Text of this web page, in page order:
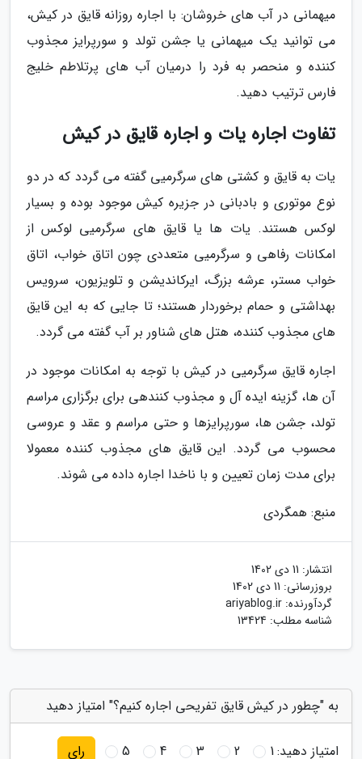
میهمانی در آب های خروشان: با اجاره روزانه قایق در کیش،
می توانید یک میهمانی یا جشن تولد و سورپرایز مجذوب
کننده و منحصر به فرد را درمیان آب های پرتلاطم خلیج
فارس ترتیب دهید.
تفاوت اجاره یات و اجاره قایق در کیش
یات به قایق و کشتی های سرگرمیی گفته می گردد که در دو
نوع موتوری و بادبانی در جزیره کیش موجود بوده و بسیار
لوکس هستند. یات ها یا قایق های سرگرمیی لوکس از
امکانات رفاهی و سرگرمیی متعددی چون اتاق خواب، اتاق
خواب مستر، عرشه بزرگ، ایرکاندیشن و تلویزیون، سرویس
بهداشتی و حمام برخوردار هستند؛ تا جایی که به این قایق
های مجذوب کننده، هتل های شناور بر آب گفته می گردد.
اجاره قایق سرگرمیی در کیش با توجه به امکانات موجود در
آن ها، گزینه ایده آل و مجذوب کنندهی برای برگزاری مراسم
تولد، جشن ها، سورپرایزها و حتی مراسم و عقد و عروسی
محسوب می گردد. این قایق های مجذوب کننده معمولا
برای مدت زمان تعیین و با ناخدا اجاره داده می شوند.
منبع: همگردی
انتشار: 11 دی 1402
بروزرسانی: 11 دی 1402
گردآورنده: ariyablog.ir
شناسه مطلب: 13424
به "چطور در کیش قایق تفریحی اجاره کنیم؟" امتیاز دهید
امتیاز دهید:1
2
3
4
5 رای